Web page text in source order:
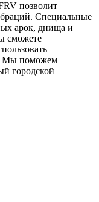
позволит
Специальные
арок, днища и
сможете
Мы поможем
городской